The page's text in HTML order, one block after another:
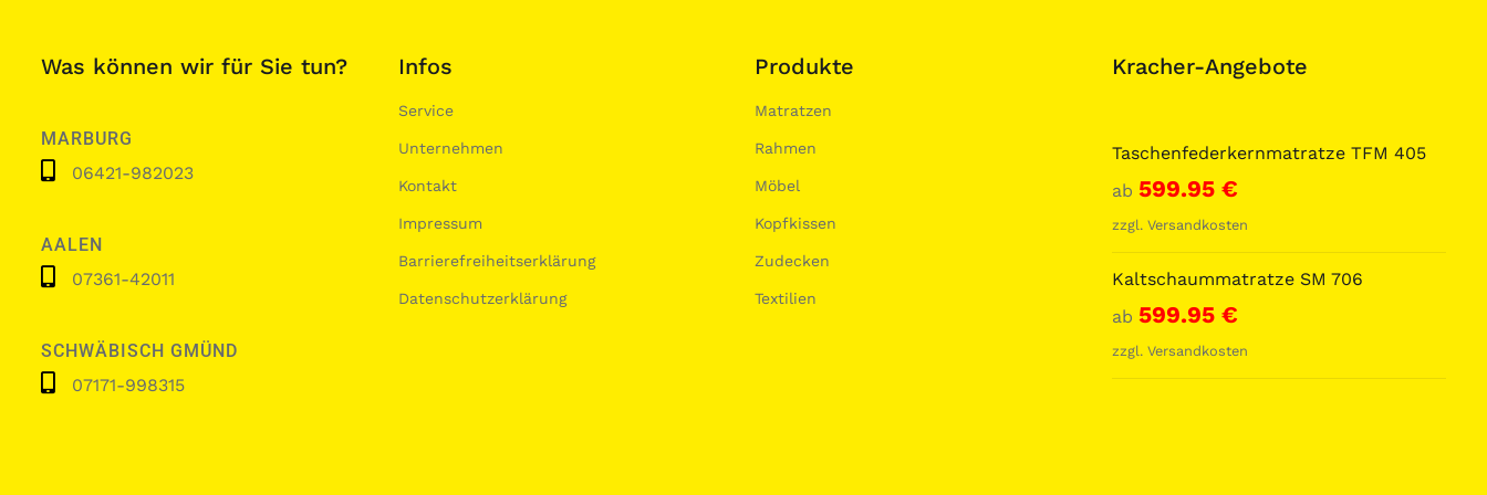
Was können wir für Sie tun?
MARBURG
06421-982023
AALEN
07361-42011
SCHWÄBISCH GMÜND
07171-998315
Infos
Service
Unternehmen
Kontakt
Impressum
Barrierefreiheitserklärung
Datenschutzerklärung
Produkte
Matratzen
Rahmen
Möbel
Kopfkissen
Zudecken
Textilien
Kracher-Angebote
Taschenfederkernmatratze TFM 405
ab 599.95 €
zzgl. Versandkosten
Kaltschaummatratze SM 706
ab 599.95 €
zzgl. Versandkosten